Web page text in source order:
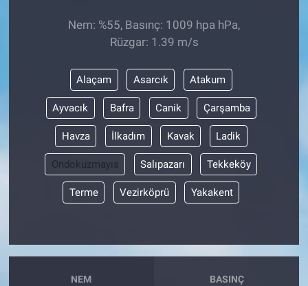
Nem: %55, Basınç: 1009 hpa hPa,
Rüzgar: 1.39 m/s
Alaçam Asarcık Atakum
Ayvacık Bafra Canik Çarşamba
Havza İlkadım Kavak Ladik
Ondokuzmayıs Salıpazarı Tekkeköy
Terme Vezirköprü Yakakent
NEM BASINÇ